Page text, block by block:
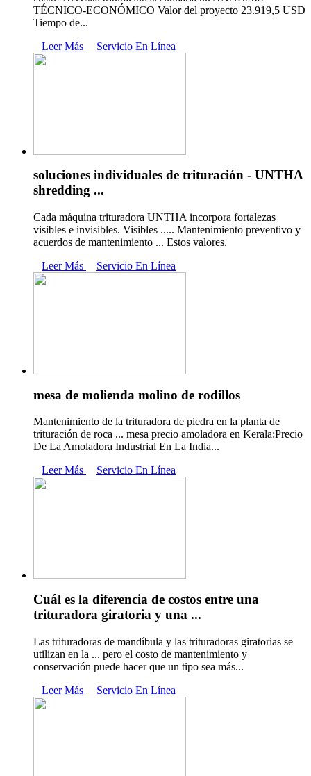
TÉCNICO-ECONÓMICO Valor del proyecto 23.919,5 USD
Tiempo de...
Leer Más
Servicio En Línea
soluciones individuales de trituración - UNTHA
shredding ...
Cada máquina trituradora UNTHA incorpora fortalezas
visibles e invisibles. Visibles ..... Mantenimiento preventivo y
acuerdos de mantenimiento ... Estos valores.
Leer Más
Servicio En Línea
mesa de molienda molino de rodillos
Mantenimiento de la trituradora de piedra en la planta de
trituración de roca ... mesa precio amoladora en Kerala:Precio
De La Amoladora Industrial En La India...
Leer Más
Servicio En Línea
Cuál es la diferencia de costos entre una
trituradora giratoria y una ...
Las trituradoras de mandíbula y las trituradoras giratorias se
utilizan en la ... pero el costo de mantenimiento y
conservación puede hacer que un tipo sea más...
Leer Más
Servicio En Línea